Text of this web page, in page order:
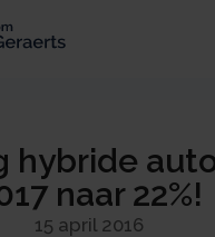
naar 22%!
15 april 2016